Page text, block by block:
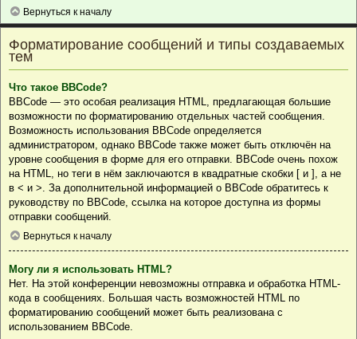
Вернуться к началу
Форматирование сообщений и типы создаваемых
тем
Что такое BBCode?
BBCode — это особая реализация HTML, предлагающая большие
возможности по форматированию отдельных частей сообщения.
Возможность использования BBCode определяется
администратором, однако BBCode также может быть отключён на
уровне сообщения в форме для его отправки. BBCode очень похож
на HTML, но теги в нём заключаются в квадратные скобки [ и ], а не
в < и >. За дополнительной информацией о BBCode обратитесь к
руководству по BBCode, ссылка на которое доступна из формы
отправки сообщений.
Вернуться к началу
Могу ли я использовать HTML?
Нет. На этой конференции невозможны отправка и обработка HTML-
кода в сообщениях. Большая часть возможностей HTML по
форматированию сообщений может быть реализована с
использованием BBCode.